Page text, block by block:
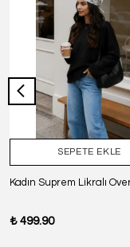
SEPETE EKLE
₺ 499.90